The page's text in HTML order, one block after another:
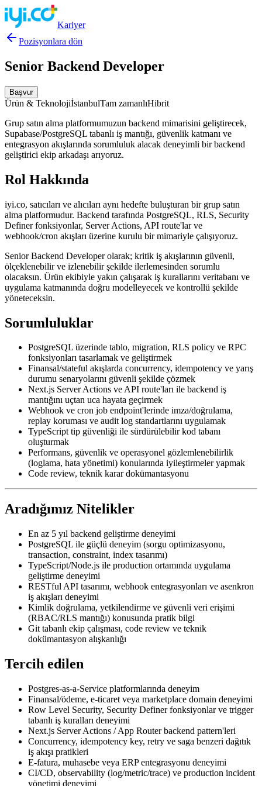
Kariyer
Pozisyonlara dön
Senior Backend Developer
Başvur
Ürün & TeknolojiİstanbulTam zamanlıHibrit
Grup satın alma platformumuzun backend mimarisini geliştirecek,
Supabase/PostgreSQL tabanlı iş mantığı, güvenlik katmanı ve
entegrasyon akışlarında sorumluluk alacak deneyimli bir backend
geliştirici ekip arkadaşı arıyoruz.
Rol Hakkında
iyi.co, satıcıları ve alıcıları aynı hedefte buluşturan bir grup satın
alma platformudur. Backend tarafında PostgreSQL, RLS, Security
Definer fonksiyonlar, Server Actions, API route'lar ve
webhook/cron akışları üzerine kurulu bir mimariyle çalışıyoruz.
Senior Backend Developer olarak; kritik iş akışlarının güvenli,
ölçeklenebilir ve izlenebilir şekilde ilerlemesinden sorumlu
olacaksın. Ürün ekibiyle yakın çalışarak iş kurallarını veritabanı ve
uygulama katmanında doğru modelleyecek ve kontrollü şekilde
yöneteceksin.
Sorumluluklar
PostgreSQL üzerinde tablo, migration, RLS policy ve RPC
fonksiyonları tasarlamak ve geliştirmek
Finansal/stateful akışlarda concurrency, idempotency ve yarış
durumu senaryolarını güvenli şekilde çözmek
Next.js Server Actions ve API route'ları ile backend iş
mantığını uçtan uca hayata geçirmek
Webhook ve cron job endpoint'lerinde imza/doğrulama,
replay koruması ve audit log standartlarını uygulamak
TypeScript tip güvenliği ile sürdürülebilir kod tabanı
oluşturmak
Performans, güvenlik ve operasyonel gözlemlenebilirlik
(loglama, hata yönetimi) konularında iyileştirmeler yapmak
Code review, teknik karar dokümantasyonu
Aradığımız Nitelikler
En az 5 yıl backend geliştirme deneyimi
PostgreSQL ile güçlü deneyim (sorgu optimizasyonu,
transaction, constraint, index tasarımı)
TypeScript/Node.js ile production ortamında uygulama
geliştirme deneyimi
RESTful API tasarımı, webhook entegrasyonları ve asenkron
iş akışları deneyimi
Kimlik doğrulama, yetkilendirme ve güvenli veri erişimi
(RBAC/RLS mantığı) konusunda pratik bilgi
Git tabanlı ekip çalışması, code review ve teknik
dokümantasyon alışkanlığı
Tercih edilen
Postgres-as-a-Service platformlarında deneyim
Finansal/ödeme, e-ticaret veya marketplace domain deneyimi
Row Level Security, Security Definer fonksiyonlar ve trigger
tabanlı iş kuralları deneyimi
Next.js Server Actions / App Router backend pattern'leri
Concurrency, idempotency key, retry ve saga benzeri dağıtık
iş akışı pratikleri
E-fatura, muhasebe veya ERP entegrasyonu deneyimi
CI/CD, observability (log/metric/trace) ve production incident
yönetimi deneyimi